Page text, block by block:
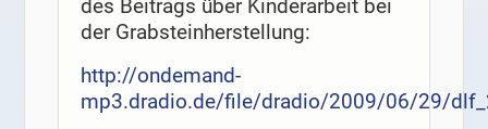
des Beitrags über Kinderarbeit bei
der Grabsteinherstellung:
http://ondemand-
mp3.dradio.de/file/dradio/2009/06/29/